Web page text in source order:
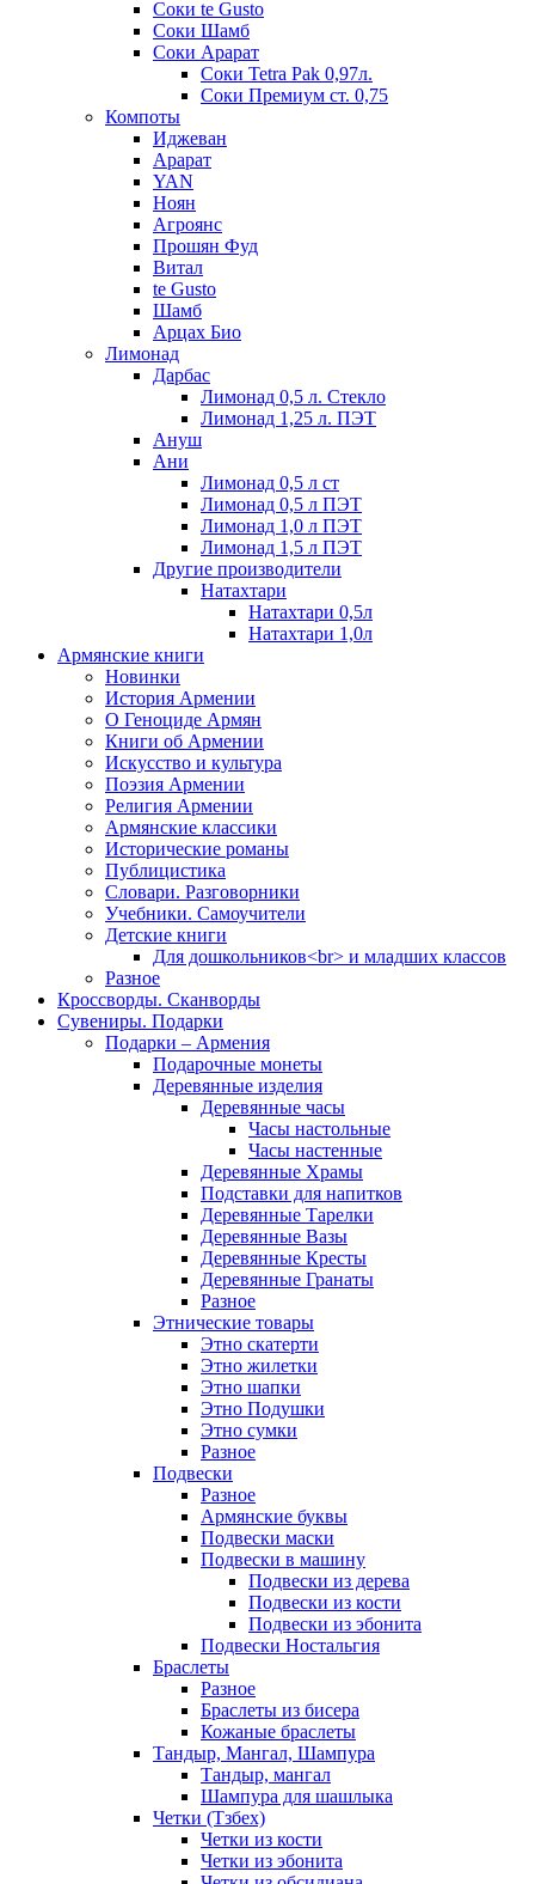
Соки te Gusto
Соки Шамб
Соки Арарат
Соки Tetra Pak 0,97л.
Соки Премиум ст. 0,75
Компоты
Иджеван
Арарат
YAN
Ноян
Агроянс
Прошян Фуд
Витал
te Gusto
Шамб
Арцах Био
Лимонад
Дарбас
Лимонад 0,5 л. Стекло
Лимонад 1,25 л. ПЭТ
Ануш
Ани
Лимонад 0,5 л ст
Лимонад 0,5 л ПЭТ
Лимонад 1,0 л ПЭТ
Лимонад 1,5 л ПЭТ
Другие производители
Натахтари
Натахтари 0,5л
Натахтари 1,0л
Армянские книги
Новинки
История Армении
О Геноциде Армян
Книги об Армении
Иcкусство и культура
Поэзия Армении
Религия Армении
Армянские классики
Исторические романы
Публицистика
Словари. Разговорники
Учебники. Самоучители
Детские книги
Для дошкольников<br> и младших классов
Разное
Кроссворды. Сканворды
Сувениры. Подарки
Подарки – Армения
Подарочные монеты
Деревянные изделия
Деревянные часы
Часы настольные
Часы настенные
Деревянные Храмы
Подставки для напитков
Деревянные Тарелки
Деревянные Вазы
Деревянные Кресты
Деревянные Гранаты
Разное
Этнические товары
Этно скатерти
Этно жилетки
Этно шапки
Этно Подушки
Этно сумки
Разное
Подвески
Разное
Армянские буквы
Подвески маски
Подвески в машину
Подвески из дерева
Подвески из кости
Подвески из эбонита
Подвески Ностальгия
Браслеты
Разное
Браслеты из бисера
Кожаные браслеты
Тандыр, Мангал, Шампура
Тандыр, мангал
Шампура для шашлыка
Четки (Тзбех)
Четки из кости
Четки из эбонита